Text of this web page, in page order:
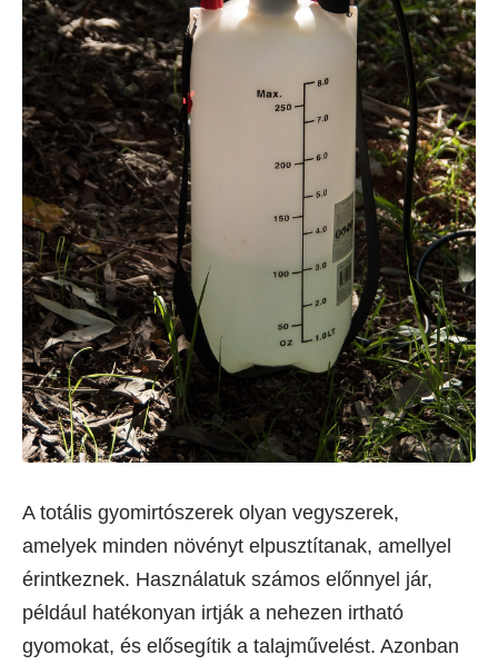
A totális gyomirtószerek olyan vegyszerek,
amelyek minden növényt elpusztítanak, amellyel
érintkeznek. Használatuk számos előnnyel jár,
például hatékonyan irtják a nehezen irtható
gyomokat, és elősegítik a talajművelést. Azonban